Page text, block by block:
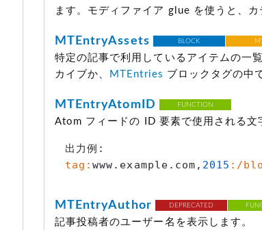
ます。モディファイア glue を使うと、
MTEntryAssets BLOCK
特定の記事で利用しているアイテムの一
カイブか、
MTEntries ブロックタグの中
MTEntryAtomID FUNCTION
Atom フィードの ID 要素で使用される文
tag:www.example.com, 2015 :/
MTEntryAuthor DEPRECATED
記事投稿者のユーザー名を表示します。